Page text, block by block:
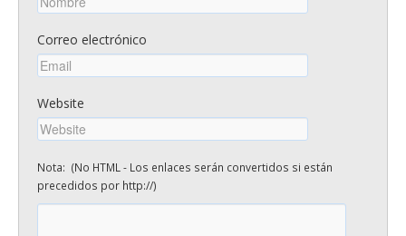
Correo electrónico
Website
Nota: (No HTML - Los enlaces serán convertidos si están
precedidos por http://)